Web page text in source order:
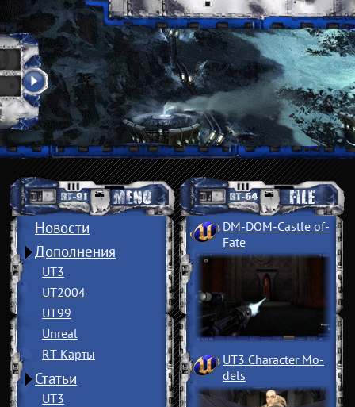
Новости
Дополнения
UT3
UT2004
UT99
Unreal
RT-Карты
Статьи
UT3
DM-DOM-Castle of­
Fate
UT3 Character Mo­
dels